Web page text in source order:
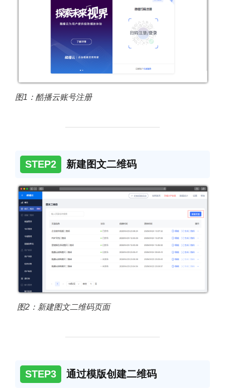
图1：酷播云账号注册
STEP2 新建图文二维码
图2：新建图文二维码页面
STEP3 通过模版创建二维码